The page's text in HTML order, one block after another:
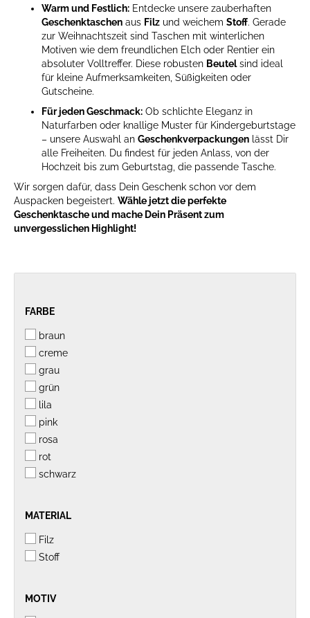
Warm und Festlich: Entdecke unsere zauberhaften
Geschenktaschen aus Filz und weichem Stoff. Gerade
zur Weihnachtszeit sind Taschen mit winterlichen
Motiven wie dem freundlichen Elch oder Rentier ein
absoluter Volltreffer. Diese robusten Beutelsind ideal
für kleine Aufmerksamkeiten, Süßigkeiten oder
Gutscheine.
Für jeden Geschmack: Ob schlichte Eleganz in
Naturfarben oder knallige Muster für Kindergeburtstage
– unsere Auswahl an Geschenkverpackungen lässt Dir
alle Freiheiten. Du findest für jeden Anlass, von der
Hochzeit bis zum Geburtstag, die passende Tasche.
Wir sorgen dafür, dass Dein Geschenk schon vor dem
Auspacken begeistert. Wähle jetzt die perfekte
Geschenktasche und mache Dein Präsent zum
unvergesslichen Highlight!
FARBE
FARBE
braun
creme
grau
grün
lila
pink
rosa
rot
schwarz
MATERIAL
MATERIAL
Filz
Stoff
MOTIV
MOTIV